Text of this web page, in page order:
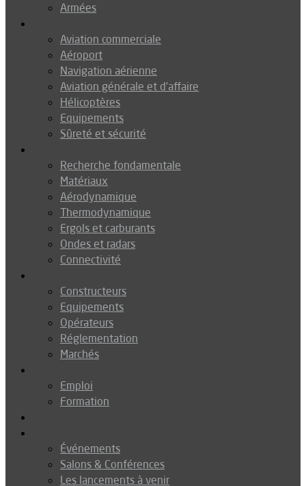
Armées
Aviation commerciale
Aéroport
Navigation aérienne
Aviation générale et d’affaire
Hélicoptères
Equipements
Sûreté et sécurité
Recherche fondamentale
Matériaux
Aérodynamique
Thermodynamique
Ergols et carburants
Ondes et radars
Connectivité
Constructeurs
Equipements
Opérateurs
Réglementation
Marchés
Emploi
Formation
Événements
Salons & Conférences
Les lancements à venir